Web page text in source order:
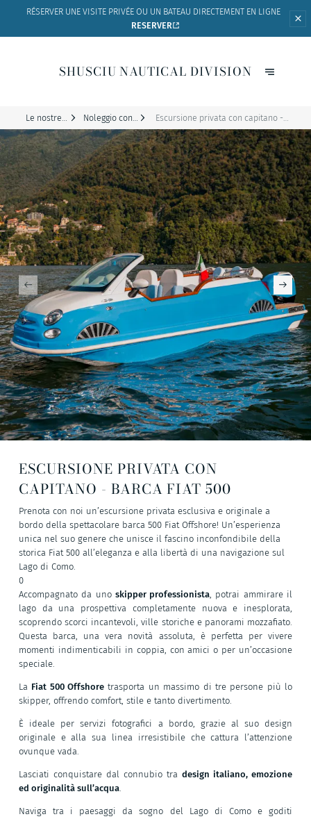
RÉSERVER UNE VISITE PRIVÉE OU UN BATEAU DIRECTEMENT EN LIGNE
RESERVER
SHUSCIU NAUTICAL DIVISION
Le nostre
barche
Noleggio con
skipper
Escursione privata con capitano -
barca fiat 500
ESCURSIONE PRIVATA CON
CAPITANO - BARCA FIAT 500
Prenota con noi un’escursione privata esclusiva e originale a
bordo della spettacolare barca 500 Fiat Offshore! Un’esperienza
unica nel suo genere che unisce il fascino inconfondibile della
storica Fiat 500 all’eleganza e alla libertà di una navigazione sul
Lago di Como.
0
Accompagnato da uno skipper professionista , potrai ammirare il
lago da una prospettiva completamente nuova e inesplorata,
scoprendo scorci incantevoli, ville storiche e panorami mozzafiato.
Questa barca, una vera novità assoluta, è perfetta per vivere
momenti indimenticabili in coppia, con amici o per un’occasione
speciale.
La Fiat 500 Offshore trasporta un massimo di tre persone più lo
skipper, offrendo comfort, stile e tanto divertimento.
È ideale per servizi fotografici a bordo, grazie al suo design
originale e alla sua linea irresistibile che cattura l’attenzione
ovunque vada.
Lasciati conquistare dal connubio tradesign italiano, emozione
ed originalità sull’acqua.
Naviga tra i paesaggi da sogno del Lago di Como e goditi